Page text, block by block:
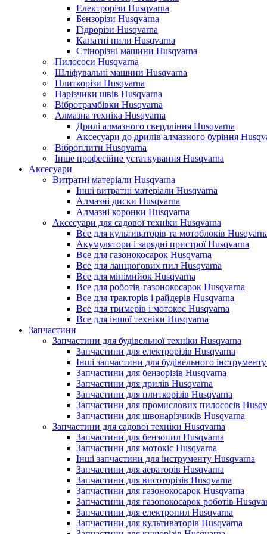
Електрорізи Husqvarna
Бензорізи Husqvarna
Гідрорізи Husqvarna
Канатні пили Husqvarna
Стінорізні машини Husqvarna
Пилососи Husqvarna
Шліфувальні машини Husqvarna
Плиткорізи Husqvarna
Нарізчики швів Husqvarna
Вібротрамбівки Husqvarna
Алмазна техніка Husqvarna
Дрилі алмазного свердління Husqvarna
Аксесуари до дрилів алмазного буріння
Віброплити Husqvarna
Інше професійне устаткування Husqvarna
Аксесуари
Витратні матеріали Husqvarna
Інші витратні матеріали Husqvarna
Алмазні диски Husqvarna
Алмазні коронки Husqvarna
Аксесуари для садової техніки Husqvarna
Все для культиваторів та мотоблоків
Акумулятори і зарядні пристрої Husqvarna
Все для газонокосарок Husqvarna
Все для ланцюгових пил Husqvarna
Все для мінімийок Husqvarna
Все для роботів-газонокосарок Husqvarna
Все для тракторів і райдерів Husqvarna
Все для тримерів і мотокос Husqvarna
Все для іншої техніки Husqvarna
Запчастини
Запчастини для будівельної техніки Husqvarna
Запчастини для електрорізів Husqvarna
Інші запчастини для будівельного
Запчастини для бензорізів Husqvarna
Запчастини для дрилів Husqvarna
Запчастини для плиткорізів Husqvarna
Запчастини для промислових пилососів
Запчастини для швонарізчиків Husqvarna
Запчастини для садової техніки Husqvarna
Запчастини для бензопил Husqvarna
Запчастини для мотокіс Husqvarna
Інші запчастини для інструменту Husqvarna
Запчастини для аераторів Husqvarna
Запчастини для висоторізів Husqvarna
Запчастини для газонокосарок Husqvarna
Запчастини для газонокосарок роботів
Запчастини для електропил Husqvarna
Запчастини для культиваторів Husqvarna